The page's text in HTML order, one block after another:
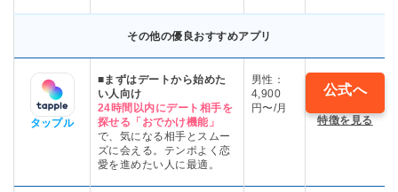
その他の優良おすすめアプリ
タップル
■まずはデートから始めた
い人向け
24時間以内にデート相手を
探せる「おでかけ機能」
で、気になる相手とスムー
ズに会える。テンポよく恋
愛を進めたい人に最適。
男性：
4,900
円〜/月
公式へ
特徴を見る